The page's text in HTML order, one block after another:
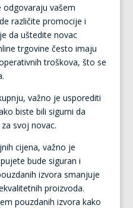
vašem
različite promocije i
da uštedite novac
trgovine često imaju
troškova, što se
važno je usporediti
biste bili sigurni da
svoj novac.
cijena, važno je
bude siguran i
izvora smanjuje
proizvoda.
pouzdanih izvora kako